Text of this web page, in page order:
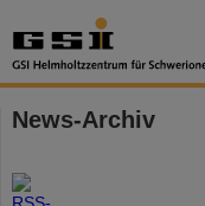
News-Archiv